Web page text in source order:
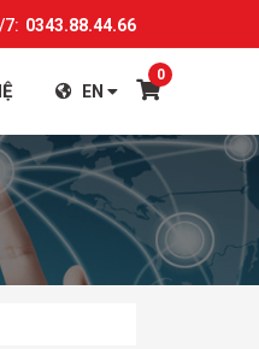
7: 0343.88.44.66
EN
0